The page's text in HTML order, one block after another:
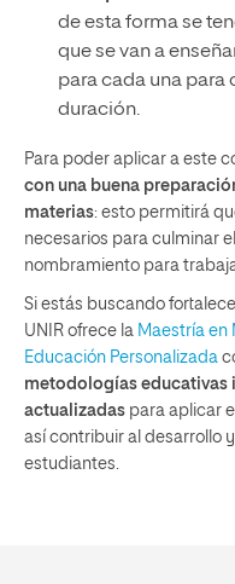
de esta forma se
que se van a
para cada una
duración.
Para poder aplicar a este
con una buena
materias: esto permitirá
necesarios para culminar
nombramiento para
Si estás buscando
UNIR ofrece la Maestría en
Educación Personalizada
metodologías educativas
actualizadas para aplicar
así contribuir al desarrollo
estudiantes.